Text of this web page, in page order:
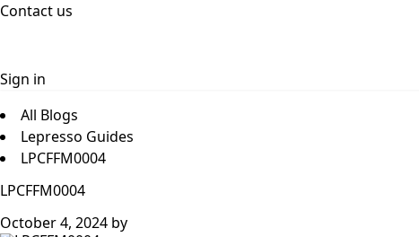
Contact us
Sign in
All Blogs
Lepresso Guides
LPCFFM0004
LPCFFM0004
October 4, 2024 by